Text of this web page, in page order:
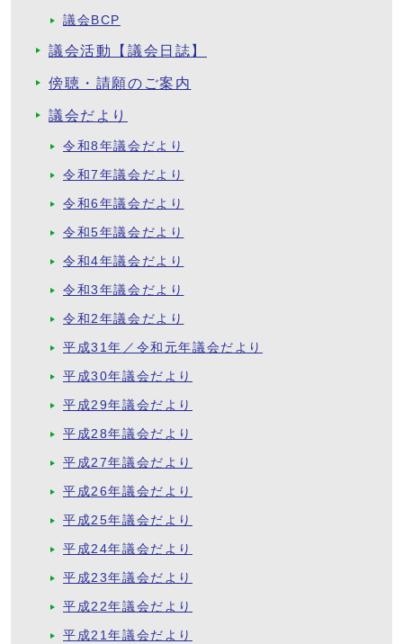
議会BCP
議会活動【議会日誌】
傍聴・請願のご案内
議会だより
令和8年議会だより
令和7年議会だより
令和6年議会だより
令和5年議会だより
令和4年議会だより
令和3年議会だより
令和2年議会だより
平成31年／令和元年議会だより
平成30年議会だより
平成29年議会だより
平成28年議会だより
平成27年議会だより
平成26年議会だより
平成25年議会だより
平成24年議会だより
平成23年議会だより
平成22年議会だより
平成21年議会だより